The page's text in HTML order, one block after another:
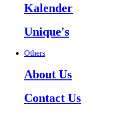
Kalender
Unique's
Others
About Us
Contact Us